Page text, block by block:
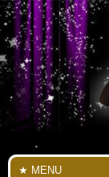
MENU